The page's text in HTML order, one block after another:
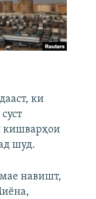
ки
кишварҳои
шуд.
навишт,